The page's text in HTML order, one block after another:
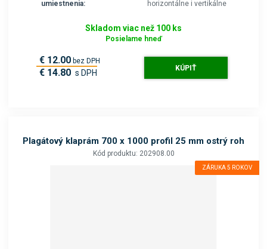
umiestnenia:
horizontálne i vertikálne
Skladom viac než 100 ks
Posielame hneď
€ 12.00 bez DPH
€ 14.80 s DPH KÚPIŤ
Plagátový klaprám 700 x 1000 profil 25 mm ostrý roh
Kód produktu: 202908.00
ZÁRUKA 5 ROKOV